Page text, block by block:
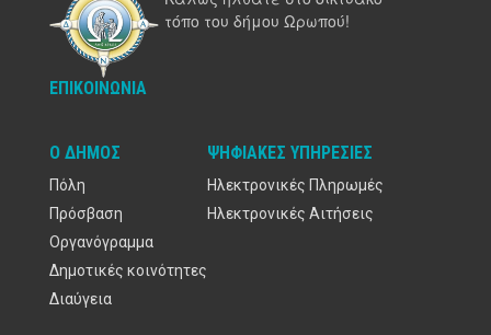
τόπο του δήμου Ωρωπού!
ΕΠΙΚΟΙΝΩΝΊΑ
Ο ΔΉΜΟΣ
Πόλη
Πρόσβαση
Οργανόγραμμα
Δημοτικές κοινότητες
Διαύγεια
ΨΗΦΙΑΚΈΣ ΥΠΗΡΕΣΊΕΣ
Ηλεκτρονικές Πληρωμές
Ηλεκτρονικές Αιτήσεις